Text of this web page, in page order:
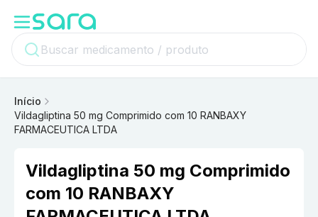
Início
Vildagliptina 50 mg Comprimido com 10 RANBAXY
FARMACEUTICA LTDA
Vildagliptina 50 mg Comprimido
com 10 RANBAXY